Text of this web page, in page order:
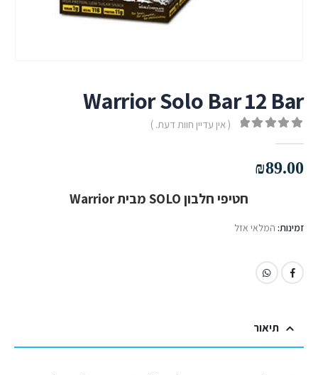
Warrior Solo Bar 12 Bar
( אין עדיין חוות דעת. )
₪89.00
חטיפי חלבון SOLO מבית Warrior
זמינות: המלאי אזל
תיאור